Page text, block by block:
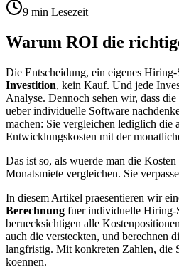
9 min Lesezeit
Warum ROI die
Die Entscheidung, ein eigenes Hiring-
Investition, kein Kauf. Und jede
Analyse. Dennoch sehen wir, dass
ueber individuelle Software
machen: Sie vergleichen lediglich die
Entwicklungskosten mit der
Das ist so, als wuerde man die
Monatsmiete vergleichen. Sie
In diesem Artikel praesentieren wir
Berechnung fuer individuelle Hiring-
beruecksichtigen alle
auch die versteckten, und berechnen
langfristig. Mit konkreten Zahlen, die
koennen.